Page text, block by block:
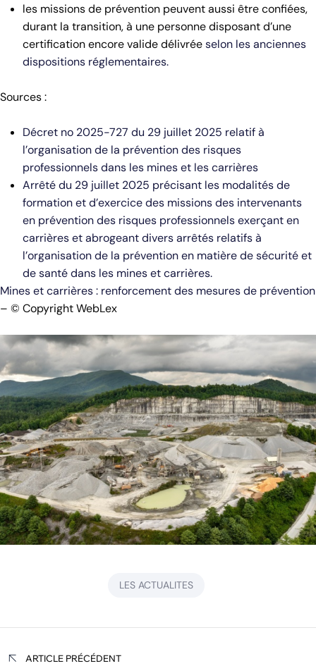
les missions de prévention peuvent aussi être confiées,
durant la transition, à une personne disposant d’une
certification encore valide délivréeselon les anciennes
dispositions réglementaires.
Sources :
Décret no 2025-727 du 29 juillet 2025 relatif à
l’organisation de la prévention des risques
professionnels dans les mines et les carrières
Arrêté du 29 juillet 2025 précisant les modalités de
formation et d’exercice des missions des intervenants
en prévention des risques professionnels exerçant en
carrières et abrogeant divers arrêtés relatifs à
l’organisation de la prévention en matière de sécurité et
de santé dans les mines et carrières.
Mines et carrières : renforcement des mesures de prévention
– © Copyright WebLex
LES ACTUALITES
Navigation
ARTICLE PRÉCÉDENT